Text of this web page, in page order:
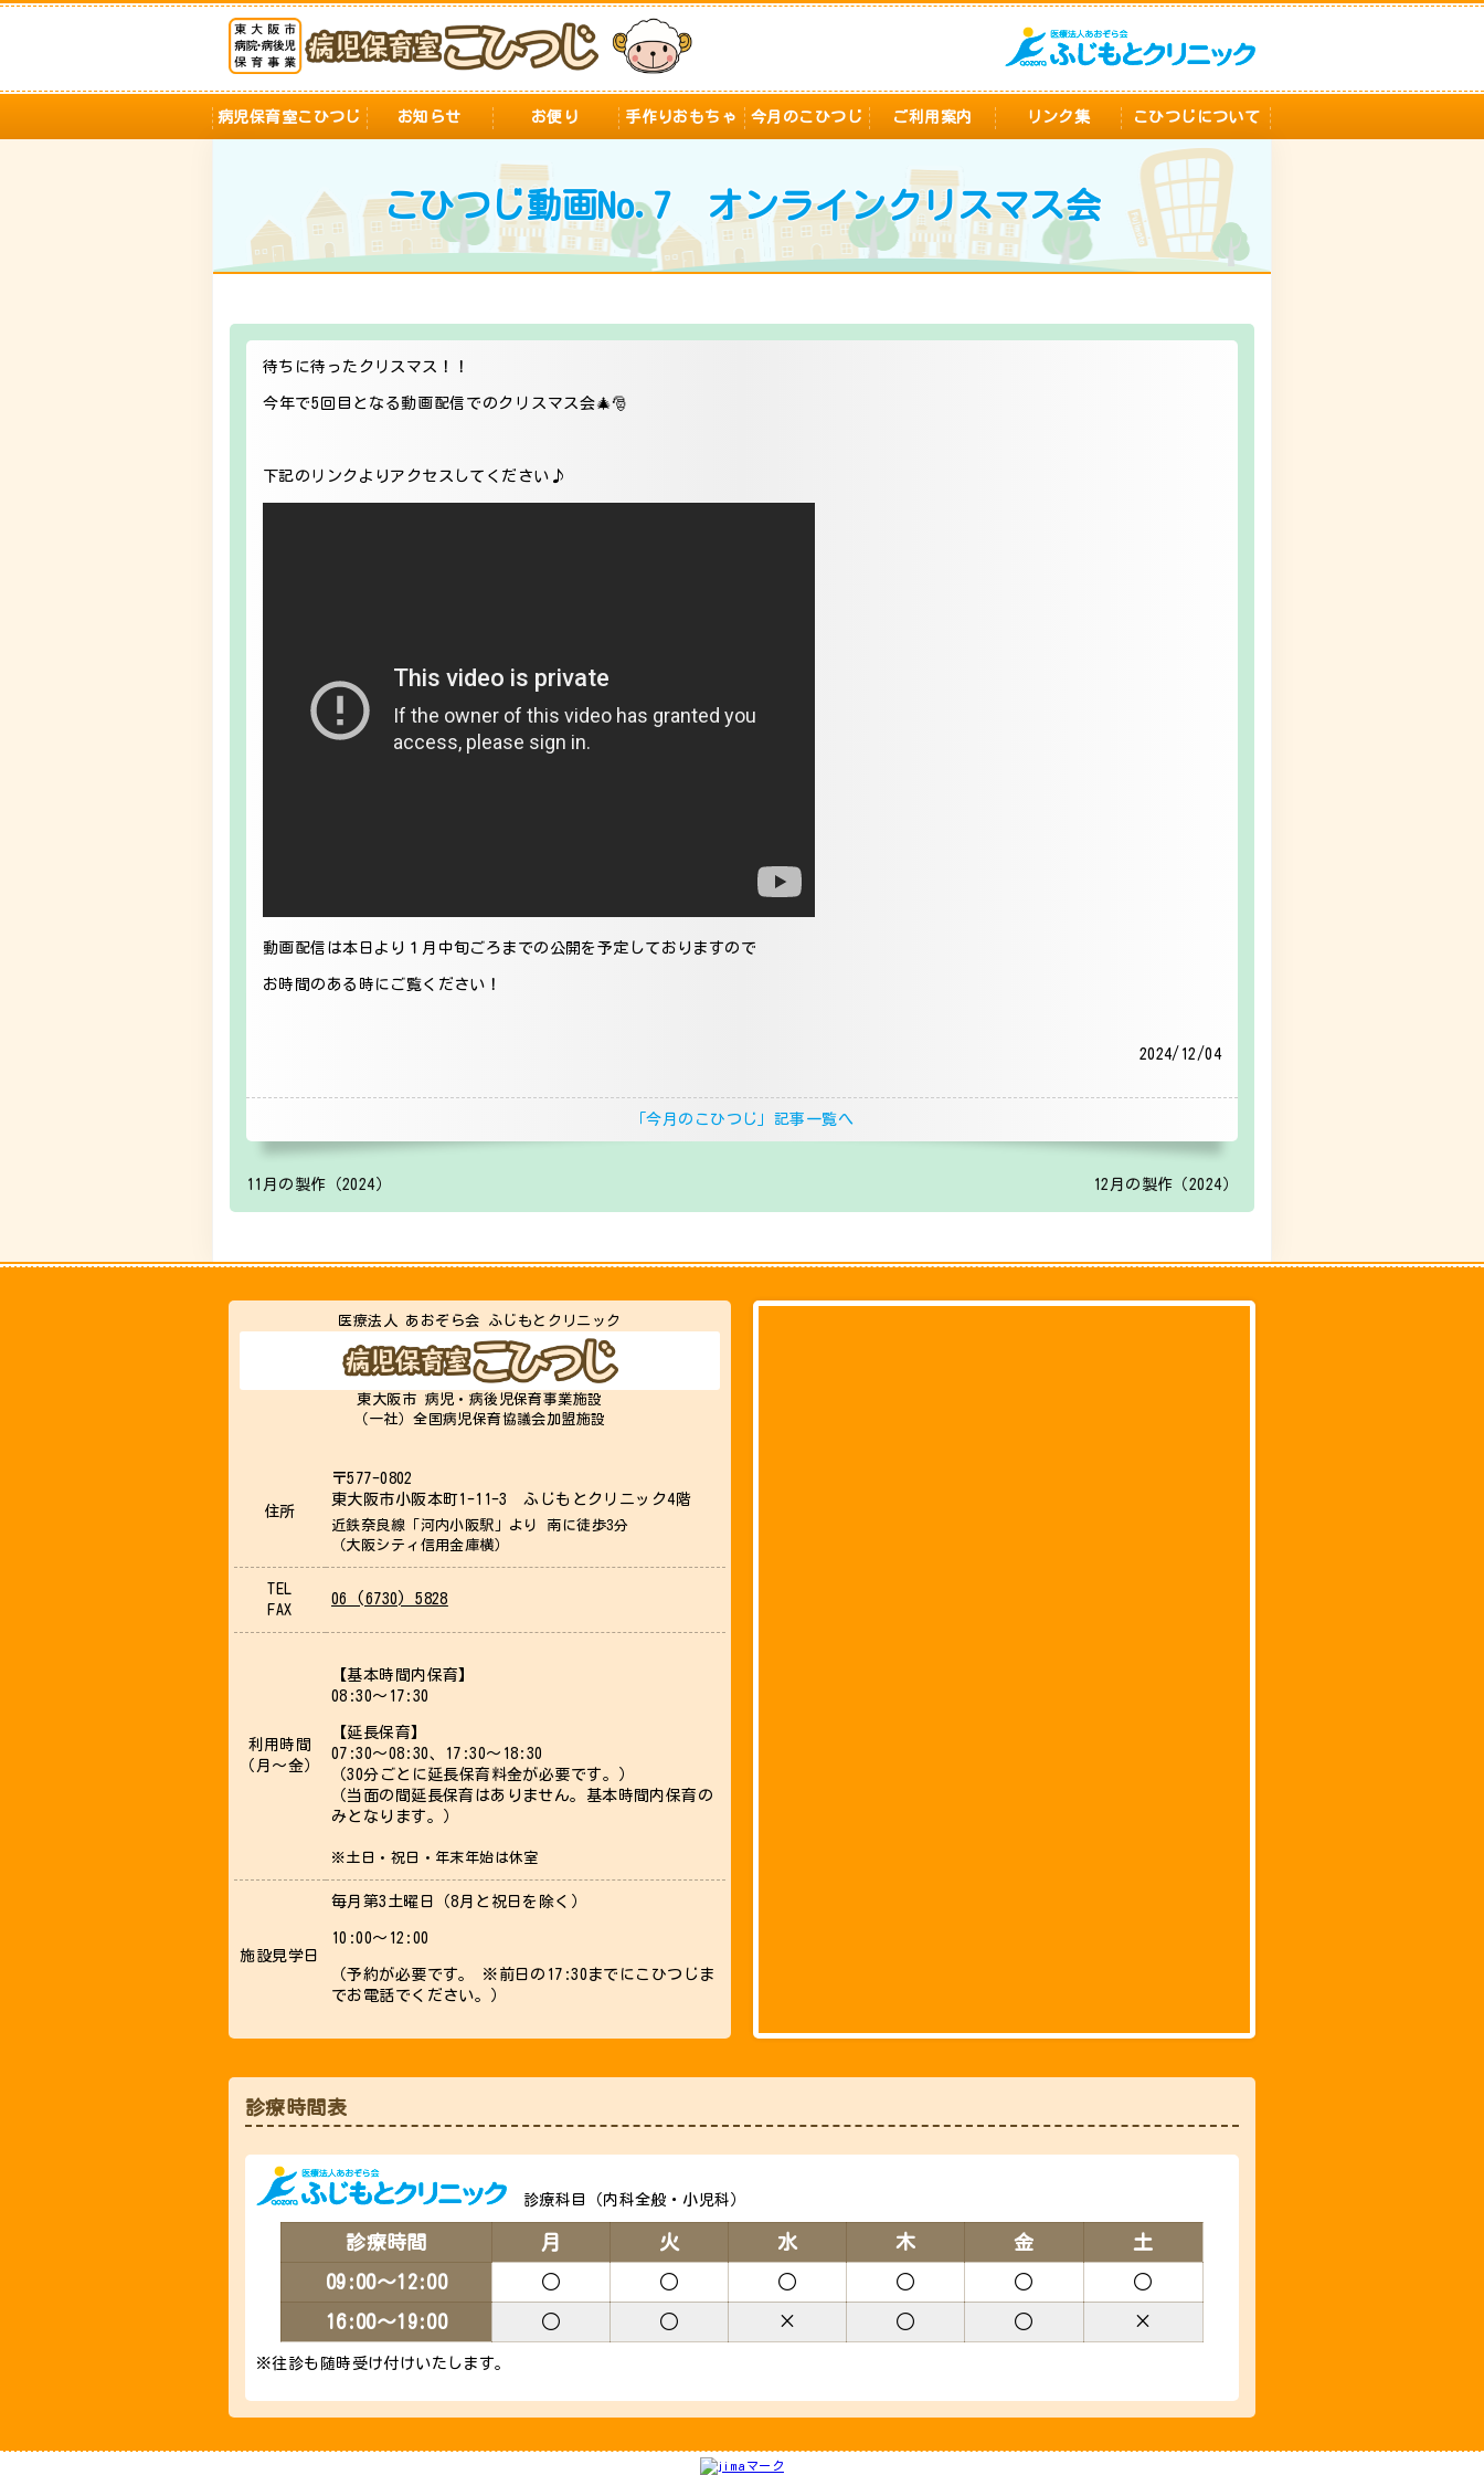
病児保育室こひつじ お知らせ お便り 手作りおもちゃ 今月のこひつじ ご利用案内 リンク集 こひつじについて
こひつじ動画No.7 オンラインクリスマス会
待ちに待ったクリスマス！！
今年で5回目となる動画配信でのクリスマス会🎄🎅
下記のリンクよりアクセスしてください♪
動画配信は本日より１月中旬ごろまでの公開を予定しておりますので
お時間のある時にご覧ください！
2024/12/04
「今月のこひつじ」記事一覧へ
11月の製作（2024） 12月の製作（2024）
医療法人 あおぞら会 ふじもとクリニック
東大阪市 病児・病後児保育事業施設
（一社）全国病児保育協議会加盟施設
住所
〒577-0802
東大阪市小阪本町1-11-3 ふじもとクリニック4階
近鉄奈良線「河内小阪駅」より 南に徒歩3分
（大阪シティ信用金庫横）
TEL
FAX
06 (6730) 5828
利用時間
（月～金）
【基本時間内保育】
08:30～17:30
【延長保育】
07:30～08:30、17:30～18:30
（30分ごとに延長保育料金が必要です。）
（当面の間延長保育はありません。基本時間内保育の
みとなります。）
※土日・祝日・年末年始は休室
施設見学日
毎月第3土曜日（8月と祝日を除く）
10:00～12:00
（予約が必要です。 ※前日の17:30までにこひつじま
でお電話でください。）
診療時間表
診療科目（内科全般・小児科）
診療時間 月 火 水 木 金
土
09:00～12:00
○ ○ ○ ○ ○
○
16:00～19:00
○ ○ × ○ ○ ×
※往診も随時受け付けいたします。